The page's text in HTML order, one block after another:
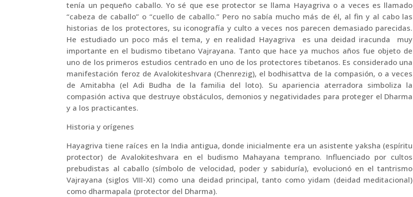
tenía un pequeño caballo. Yo sé que ese protector se llama Hayagriva o a veces es llamado
“cabeza de caballo” o “cuello de caballo.” Pero no sabía mucho más de él, al fin y al cabo las
historias de los protectores, su iconografía y culto a veces nos parecen demasiado parecidas.
He estudiado un poco más el tema, y en realidad Hayagriva es una deidad iracunda muy
importante en el budismo tibetano Vajrayana. Tanto que hace ya muchos años fue objeto de
uno de los primeros estudios centrado en uno de los protectores tibetanos. Es considerado una
manifestación feroz de Avalokiteshvara (Chenrezig), el bodhisattva de la compasión, o a veces
de Amitabha (el Adi Budha de la familia del loto). Su apariencia aterradora simboliza la
compasión activa que destruye obstáculos, demonios y negatividades para proteger el Dharma
y a los practicantes.
Historia y orígenes
Hayagriva tiene raíces en la India antigua, donde inicialmente era un asistente yaksha (espíritu
protector) de Avalokiteshvara en el budismo Mahayana temprano. Influenciado por cultos
prebudistas al caballo (símbolo de velocidad, poder y sabiduría), evolucionó en el tantrismo
Vajrayana (siglos VIII-XI) como una deidad principal, tanto como yidam (deidad meditacional)
como dharmapala (protector del Dharma).